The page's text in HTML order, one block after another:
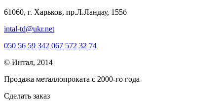
61060, г. Харьков, пр.Л.Ландау, 155б
intal-td@ukr.net
050 56 59 342 067 572 32 74
© Интал, 2014
Продажа металлопроката с 2000-го года
Сделать заказ